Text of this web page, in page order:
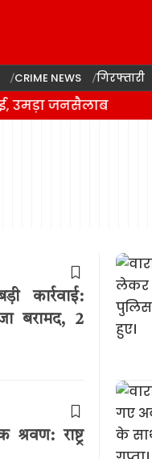
CRIME NEWS गिरफ्तारी
उमड़ा जनसैलाब
कार्रवाई:
बरामद, 2
राष्ट्र